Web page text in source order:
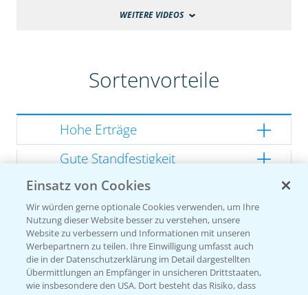
WEITERE VIDEOS
Sortenvorteile
Hohe Erträge
Gute Standfestigkeit
Gutes Dry Down
Gesunde Kolben
Sorteneinstufung nach
Einsatz von Cookies
Wir würden gerne optionale Cookies verwenden, um Ihre
Nutzung dieser Website besser zu verstehen, unsere
Website zu verbessern und Informationen mit unseren
Werbepartnern zu teilen. Ihre Einwilligung umfasst auch
die in der Datenschutzerklärung im Detail dargestellten
Übermittlungen an Empfänger in unsicheren Drittstaaten,
wie insbesondere den USA. Dort besteht das Risiko, dass